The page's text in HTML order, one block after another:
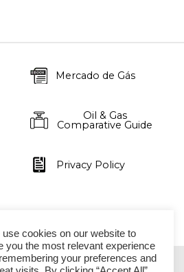
Mercado de Gás
Oil & Gas
Comparative Guide
Privacy Policy
use cookies on our website to
you the most relevant experience
your preferences and